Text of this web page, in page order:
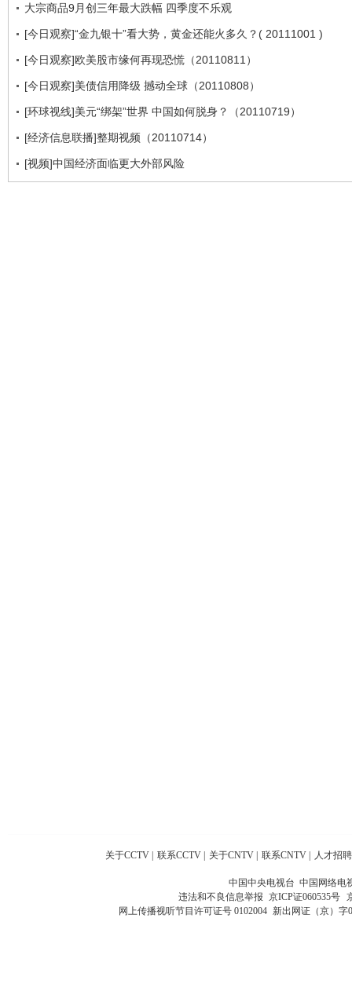
大宗商品9月创三年最大跌幅 四季度不乐观
[今日观察]“金九银十”看大势，黄金还能火多久？( 20111001 )
[今日观察]欧美股市缘何再现恐慌（20110811）
[今日观察]美债信用降级 撼动全球（20110808）
[环球视线]美元“绑架”世界 中国如何脱身？（20110719）
[经济信息联播]整期视频（20110714）
[视频]中国经济面临更大外部风险
关于CCTV 联系CCTV 关于CNTV 联系CNTV 人才招聘
中国中央电视台 中国网络电
违法和不良信息举报 京ICP证060535号
网上传播视听节目许可证号 0102004 新出网证（京）